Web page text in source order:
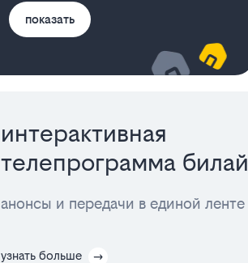
показать
интерактивная
телепрограмма
анонсы и передачи в единой ленте
узнать больше